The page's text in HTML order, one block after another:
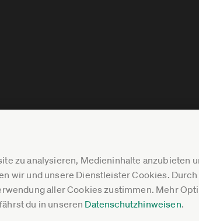
zu analysieren, Medieninhalte anzubieten
wir und unsere Dienstleister Cookies. Durch
aller Cookies zustimmen. Mehr
du in unseren Datenschutzhinweisen.